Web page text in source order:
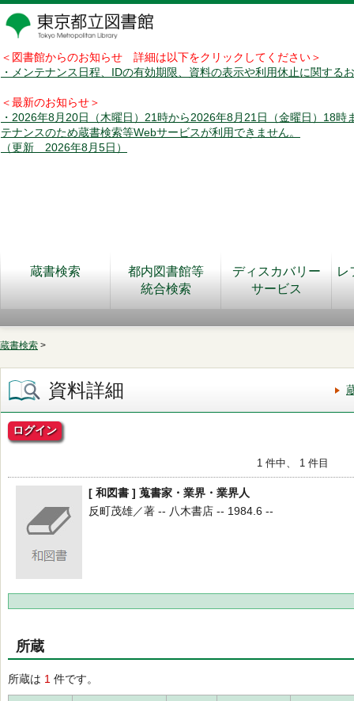
＜図書館からのお知らせ 詳細は以下をクリックしてください＞
・メンテナンス日程、IDの有効期限、資料の表示や利用休止に関する
＜最新のお知らせ＞
・2026年8月20日（木曜日）21時から2026年8月21日（金曜日）18時
テナンスのため蔵書検索等Webサービスが利用できません。
（更新 2026年8月5日）
蔵書検索
都内図書館等
統合検索
ディスカバリー
サービス
レ
蔵書検索 >
資料詳細
ログイン
1 件中、 1 件目
[ 和図書 ] 蒐書家・業界・業界人
反町茂雄／著 -- 八木書店 -- 1984.6 --
所蔵
所蔵は 1 件です。